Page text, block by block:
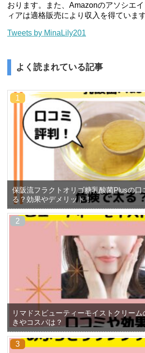
おります。また、Amazonのアソシエ
ィアは適格販売により収入を得ています
Tweets by MinaLily201
よく読まれている記事
保阪流フラクトオリゴ糖乳酸菌Plusの口
る？効果やデメリット！
リマドスビューティーモイストクリー
きやコスパは？